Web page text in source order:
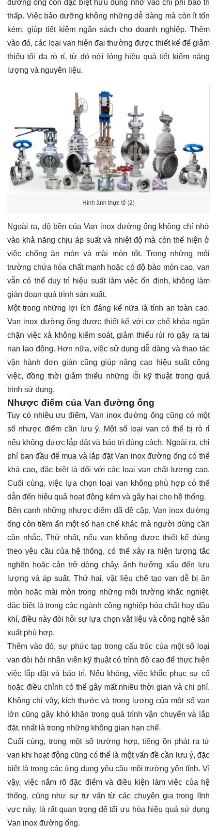
đường ống còn đặc biệt hữu dụng nhờ vào chi phí bảo trì
thấp. Việc bảo dưỡng không những dễ dàng mà còn ít tốn
kém, giúp tiết kiệm ngân sách cho doanh nghiệp. Thêm
vào đó, các loại van hiện đại thường được thiết kế để giảm
thiểu tối đa rò rỉ, từ đó nới lỏng hiệu quả tiết kiệm năng
lượng và nguyên liệu.
Hình ảnh thực tế (2)
Ngoài ra, độ bền của Van inox đường ống không chỉ nhờ
vào khả năng chịu áp suất và nhiệt độ mà còn thể hiện ở
việc chống ăn mòn và mài mòn tốt. Trong những môi
trường chứa hóa chất mạnh hoặc có độ bào mòn cao, van
vẫn có thể duy trì hiệu suất làm việc ổn định, không làm
gián đoạn quá trình sản xuất.
Một trong những lợi ích đáng kể nữa là tính an toàn cao.
Van inox đường ống được thiết kế với cơ chế khóa ngăn
chặn việc xả không kiểm soát, giảm thiểu rủi ro gây ra tai
nạn lao động. Hơn nữa, việc sử dụng dễ dàng và thao tác
vận hành đơn giản cũng giúp nâng cao hiệu suất công
việc, đồng thời giảm thiểu những lỗi kỹ thuật trong quá
trình sử dụng.
Nhược điểm của Van đường ống
Tuy có nhiều ưu điểm, Van inox đường ống cũng có một
số nhược điểm cần lưu ý. Một số loại van có thể bị rò rỉ
nếu không được lắp đặt và bảo trì đúng cách. Ngoài ra, chi
phí ban đầu để mua và lắp đặt Van inox đường ống có thể
khá cao, đặc biệt là đối với các loại van chất lượng cao.
Cuối cùng, việc lựa chọn loại van không phù hợp có thể
dẫn đến hiệu quả hoạt động kém và gây hại cho hệ thống.
Bên cạnh những nhược điểm đã đề cập, Van inox đường
ống còn tiềm ẩn một số hạn chế khác mà người dùng cần
cân nhắc. Thứ nhất, nếu van không được thiết kế đúng
theo yêu cầu của hệ thống, có thể xảy ra hiện tượng tắc
nghẽn hoặc cản trở dòng chảy, ảnh hưởng xấu đến lưu
lượng và áp suất. Thứ hai, vật liệu chế tạo van dễ bị ăn
mòn hoặc mài mòn trong những môi trường khắc nghiệt,
đặc biệt là trong các ngành công nghiệp hóa chất hay dầu
khí, điều này đòi hỏi sự lựa chọn vật liệu và công nghệ sản
xuất phù hợp.
Thêm vào đó, sự phức tạp trong cấu trúc của một số loại
van đòi hỏi nhân viên kỹ thuật có trình độ cao để thực hiện
việc lắp đặt và bảo trì. Nếu không, việc khắc phục sự cố
hoặc điều chỉnh có thể gây mất nhiều thời gian và chi phí.
Không chỉ vậy, kích thước và trọng lượng của một số van
lớn cũng gây khó khăn trong quá trình vận chuyển và lắp
đặt, nhất là trong những không gian hạn chế.
Cuối cùng, trong một số trường hợp, tiếng ồn phát ra từ
van khi hoạt động cũng có thể là một vấn đề cần lưu ý, đặc
biệt là trong các ứng dụng yêu cầu môi trường yên tĩnh. Vì
vậy, việc nắm rõ đặc điểm và điều kiện làm việc của hệ
thống, cũng như sự tư vấn từ các chuyên gia trong lĩnh
vực này, là rất quan trọng để tối ưu hóa hiệu quả sử dụng
Van inox đường ống.